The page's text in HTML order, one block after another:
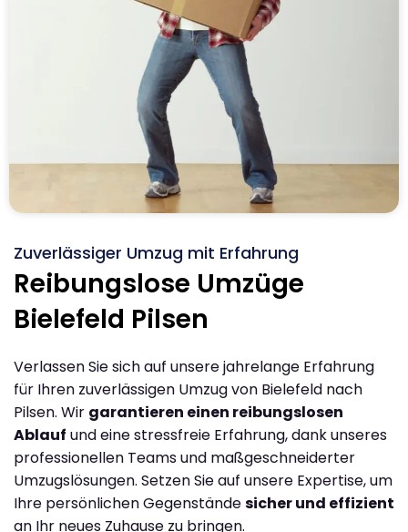
Zuverlässiger Umzug mit Erfahrung
Reibungslose Umzüge
Bielefeld Pilsen
Verlassen Sie sich auf unsere jahrelange Erfahrung
für Ihren zuverlässigen Umzug von Bielefeld nach
Pilsen. Wir garantieren einen reibungslosen
Ablauf und eine stressfreie Erfahrung, dank unseres
professionellen Teams und maßgeschneiderter
Umzugslösungen. Setzen Sie auf unsere Expertise, um
Ihre persönlichen Gegenständesicher und effizient
an Ihr neues Zuhause zu bringen.